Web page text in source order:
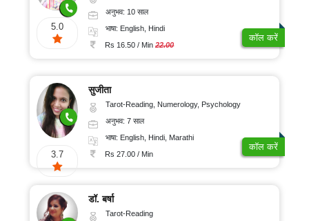
5.0
अनुभव: 10 साल
भाषा: English, Hindi
Rs 16.50 / Min22.00
कॉल करें
3.7
सुजीता
Tarot-Reading, Numerology, Psychology
अनुभव: 7 साल
भाषा: English, Hindi, Marathi
Rs 27.00 / Min
कॉल करें
डॉ. बर्षा
Tarot-Reading